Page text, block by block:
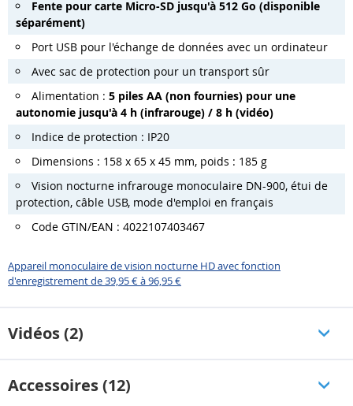
Fente pour carte Micro-SD jusqu'à 512 Go (disponible
séparément)
Port USB pour l'échange de données avec un ordinateur
Avec sac de protection pour un transport sûr
Alimentation : 5 piles AA (non fournies) pour une
autonomie jusqu'à 4 h (infrarouge) / 8 h (vidéo)
Indice de protection : IP20
Dimensions : 158 x 65 x 45 mm, poids : 185 g
Vision nocturne infrarouge monoculaire DN-900, étui de
protection, câble USB, mode d'emploi en français
Code GTIN/EAN : 4022107403467
Appareil monoculaire de vision nocturne HD avec fonction
d'enregistrement de 39,95 € à 96,95 €
Vidéos (2)
Accessoires (12)